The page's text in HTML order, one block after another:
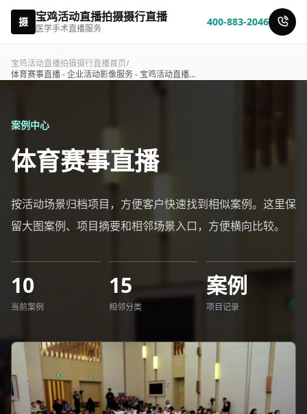
摄 宝鸡活动直播拍摄摄行直播
医学手术直播服务
400-883-2046
宝鸡活动直播拍摄摄行直播首页/
体育赛事直播 - 企业活动影像服务 - 宝鸡活动直播拍摄摄行直播
案例中心
体育赛事直播
按活动场景归档项目，方便客户快速找到相似案例。这里保
留大图案例、项目摘要和相邻场景入口，方便横向比较。
10
当前案例
15
相邻分类
案例
项目记录